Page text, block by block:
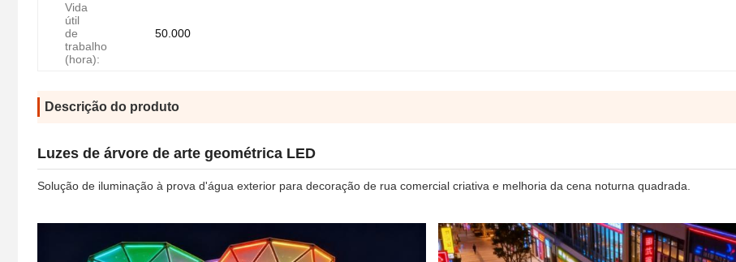
Vida
útil
de
trabalho
(hora):
50.000
Descrição do produto
Luzes de árvore de arte geométrica LED
Solução de iluminação à prova d'água exterior para decoração de rua comercial criativa e melhoria da cena noturna quadrada.